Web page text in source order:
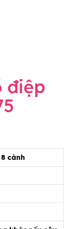
điệp
cành